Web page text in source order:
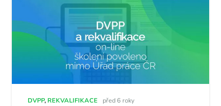
DVPP, REKVALIFIKACE před 6 roky